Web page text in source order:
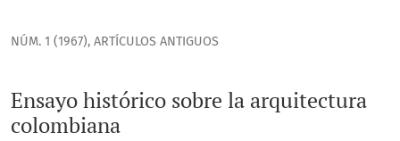
NÚM. 1 (1967), ARTÍCULOS ANTIGUOS
Ensayo histórico sobre la arquitectura
colombiana